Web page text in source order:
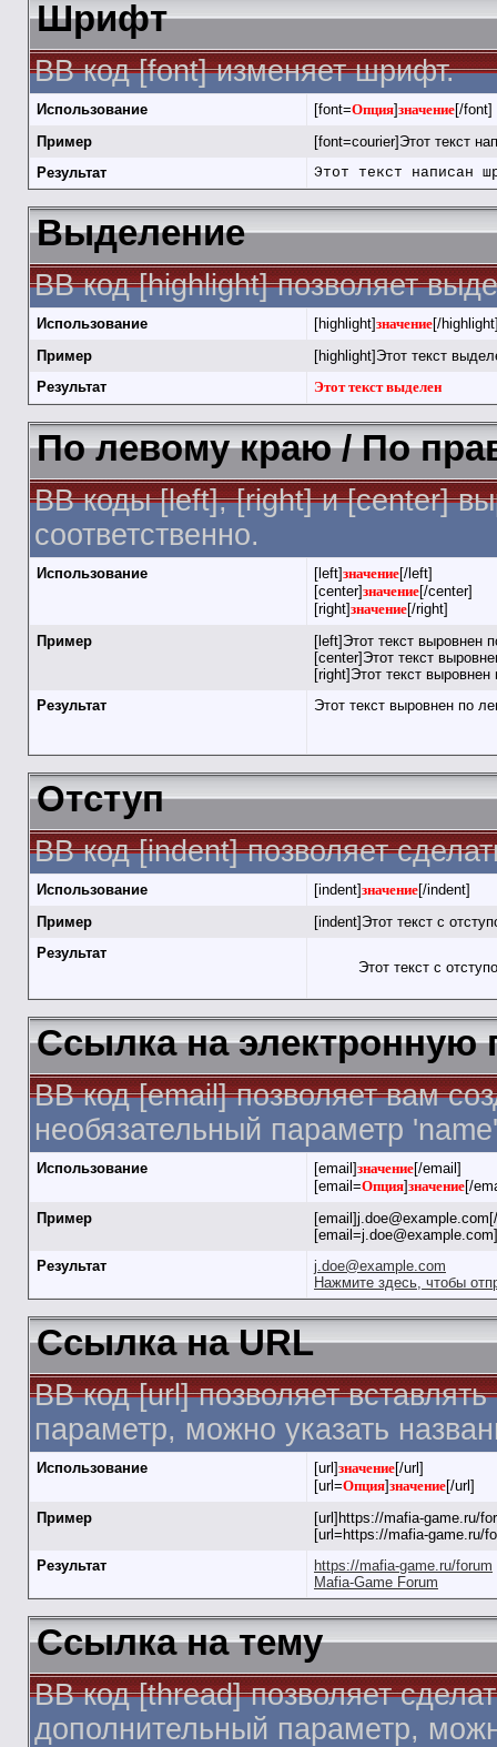
Шрифт
BB код [font] изменяет шрифт.
Использование [font=Опция]значение[/font]
Пример
[font=courier]Этот текст
Результат
Этот текст написан
Выделение
BB код [highlight] позволяет
Использование [highlight]значение[/
Пример
[highlight]Этот текст
Результат
Этот текст выделен
По левому краю / По
BB коды [left], [right] и [center]
соответственно.
Использование [left]значение[/left]
[center]значение[/center]
[right]значение[/right]
Пример
[left]Этот текст выровнен
[center]Этот текст
[right]Этот текст
Результат
Этот текст выровнен по
Отступ
BB код [indent] позволяет
Использование [indent]значение[/indent]
Пример
[indent]Этот текст с
Результат
Этот текст с
Ссылка на электронную
BB код [email] позволяет вам
необязательный параметр
Использование [email]значение[/email]
[email=Опция]значение[/
Пример
Результат
j.doe@example.com
Нажмите здесь, чтобы
Ссылка на URL
BB код [url] позволяет
параметр, можно указать
Использование [url]значение[/url]
[url=Опция]значение[/url]
Пример
[url]https://mafia-game.ru/
[url=https://mafia-game.ru/
Результат
https://mafia-game.ru/forum
Mafia-Game Forum
Ссылка на тему
BB код [thread] позволяет
дополнительный параметр,